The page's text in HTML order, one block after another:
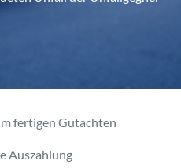
fertigen Gutachten
Auszahlung